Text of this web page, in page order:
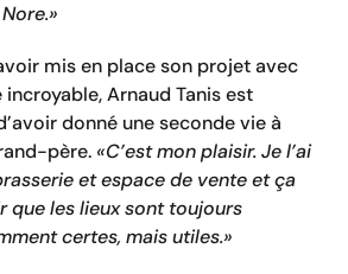
mis en place son projet avec
Arnaud Tanis est
donné une seconde vie à
père. «C’est mon plaisir. Je l’ai
et espace de vente et ça
que les lieux sont toujours
certes, mais utiles.»